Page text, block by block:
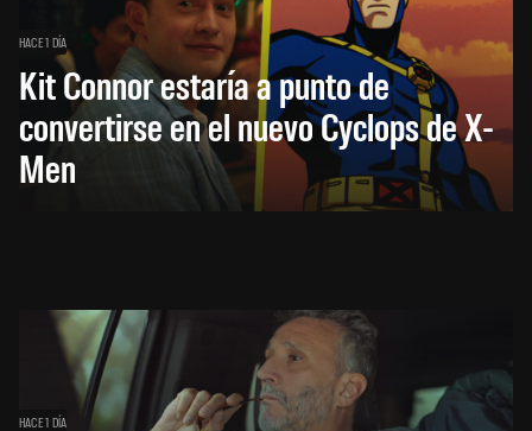
HACE 1 DÍA
Kit Connor estaría a punto de
convertirse en el nuevo Cyclops de X-
Men
HACE 1 DÍA